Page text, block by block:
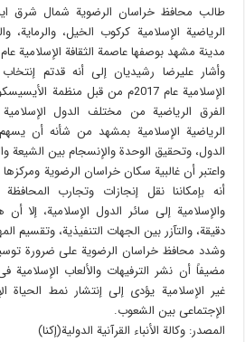
طالب محافظ خراسان الرضویة شمال شرق
مدینة مشهد بوصفها عاصمة الثقافة الإسلامیة عام
وأشار علیرضا رشیدیان إلی أنه قدتم
الإسلامیة عام 2017م من قبل منظمة
الفرق الریاضیة من مختلف الدول
الریاضیة الإسلامیة بمشهد من شأنه أن
الدول، وتحقیق الوحدة والإنسجام بین الشیعة
واعتبر أن غالبیة سکان خراسان الرضویة
أنه بإمکاننا نقل إنجازات وتجارب
والإسلامیة إلی سائر الدول الإسلامیة، إلا
دقیقة، والتآزر بین الجهات التنفیذیة، وتقسیم
وشدد محافظ خراسان الرضویة علی ضرورة توسیع
مضیفاً أن نشر الترفیهات والألعاب الإسلامیة
غیر الإسلامیة یؤدی إلی إنتشار نمط الحیاة
الإجتماعی بین الشعوب.
المصدر: وکالة الأنباء القرآنیة الدولیة(إکنا)